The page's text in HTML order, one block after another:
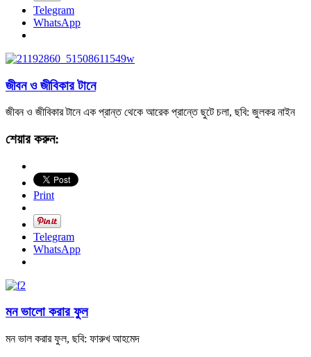
Telegram
WhatsApp
জীবন ও জীবিকার টানে
জীবন ও জীবিকার টানে এক প্রান্ত থেকে আরেক প্রান্তে ছুটে চলা, ছবি: জুলকর নাইন
শেয়ার করুন:
Print
Telegram
WhatsApp
মন ভালো করার ফুল
মন ভাল করার ফুল, ছবি: ফারুখ আহমেদ